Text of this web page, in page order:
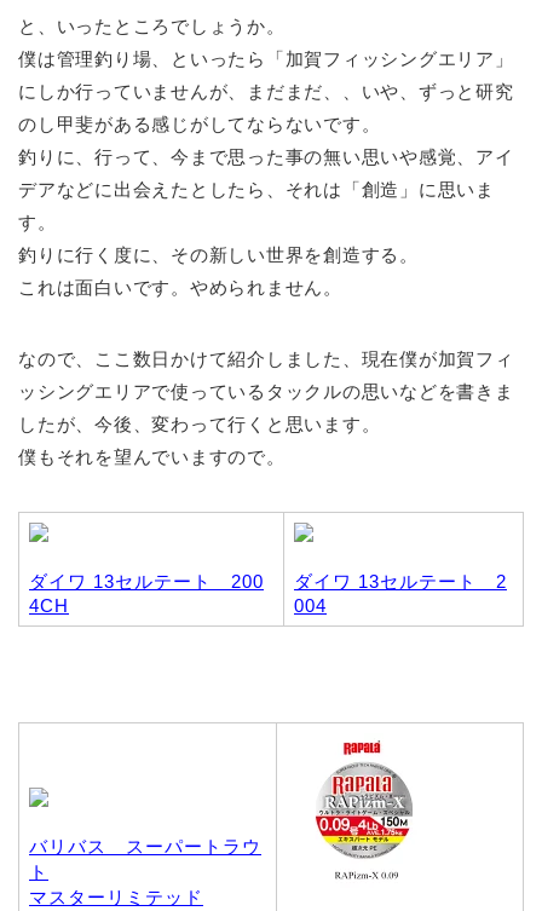
と、いったところでしょうか。
僕は管理釣り場、といったら「加賀フィッシングエリア」
にしか行っていませんが、まだまだ、、いや、ずっと研究
のし甲斐がある感じがしてならないです。
釣りに、行って、今まで思った事の無い思いや感覚、アイ
デアなどに出会えたとしたら、それは「創造」に思いま
す。
釣りに行く度に、その新しい世界を創造する。
これは面白いです。やめられません。
なので、ここ数日かけて紹介しました、現在僕が加賀フィ
ッシングエリアで使っているタックルの思いなどを書きま
したが、今後、変わって行くと思います。
僕もそれを望んでいますので。
ダイワ 13セルテート 200
4CH
ダイワ 13セルテート 2
004
バリバス スーパートラウ
ト
マスターリミテッド